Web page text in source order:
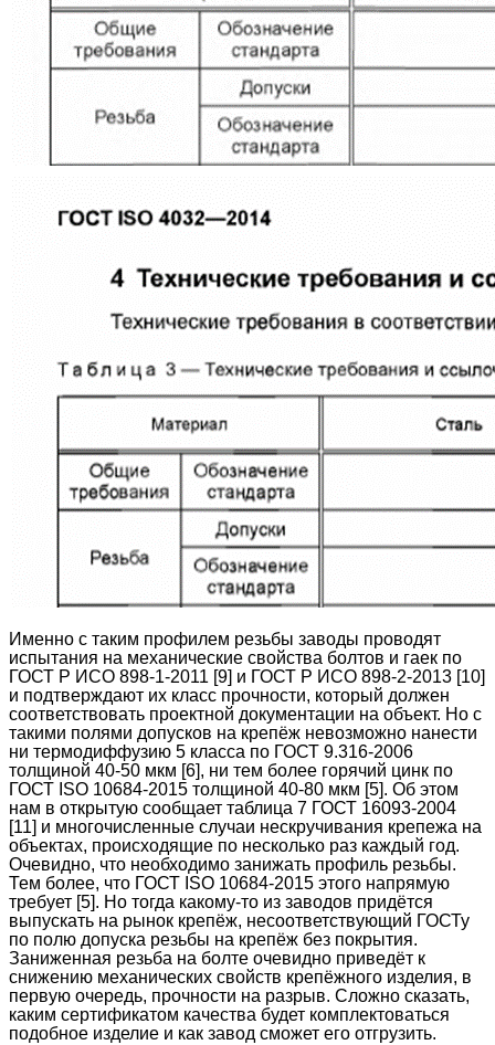
Именно с таким профилем резьбы заводы проводят
испытания на механические свойства болтов и гаек по
ГОСТ Р ИСО 898-1-2011 [9] и ГОСТ Р ИСО 898-2-2013 [10]
и подтверждают их класс прочности, который должен
соответствовать проектной документации на объект. Но с
такими полями допусков на крепёж невозможно нанести
ни термодиффузию 5 класса по ГОСТ 9.316-2006
толщиной 40-50 мкм [6], ни тем более горячий цинк по
ГОСТ ISO 10684-2015 толщиной 40-80 мкм [5]. Об этом
нам в открытую сообщает таблица 7 ГОСТ 16093-2004
[11] и многочисленные случаи нескручивания крепежа на
объектах, происходящие по несколько раз каждый год.
Очевидно, что необходимо занижать профиль резьбы.
Тем более, что ГОСТ ISO 10684-2015 этого напрямую
требует [5]. Но тогда какому-то из заводов придётся
выпускать на рынок крепёж, несоответствующий ГОСТу
по полю допуска резьбы на крепёж без покрытия.
Заниженная резьба на болте очевидно приведёт к
снижению механических свойств крепёжного изделия, в
первую очередь, прочности на разрыв. Сложно сказать,
каким сертификатом качества будет комплектоваться
подобное изделие и как завод сможет его отгрузить.